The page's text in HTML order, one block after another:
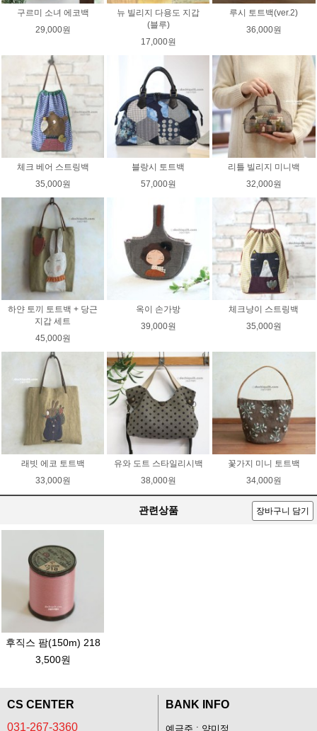
구르미 소녀 에코백
29,000원
뉴 빌리지 다용도 지갑
(블루)
17,000원
루시 토트백(ver.2)
36,000원
체크 베어 스트링백
35,000원
블랑시 토트백
57,000원
리틀 빌리지 미니백
32,000원
하얀 토끼 토트백 + 당근
지갑 세트
45,000원
옥이 손가방
39,000원
체크냥이 스트링백
35,000원
래빗 에코 토트백
33,000원
유와 도트 스타일리시백
38,000원
꽃가지 미니 토트백
34,000원
관련상품 장바구니 담기
후직스 팜(150m) 218
3,500원
CS CENTER
031-267-3360
BANK INFO
예금주 : 양미정